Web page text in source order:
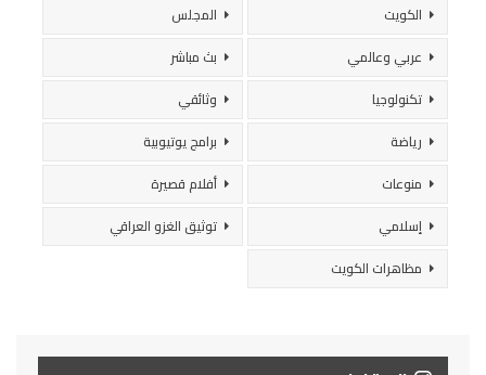
الكويت
المجلس
عربي وعالمي
بث مباشر
تكنولوجيا
وثائقي
رياضة
برامج يوتيوبية
منوعات
أفلام قصيرة
إسلامي
توثيق الغزو العراقي
مظاهرات الكويت